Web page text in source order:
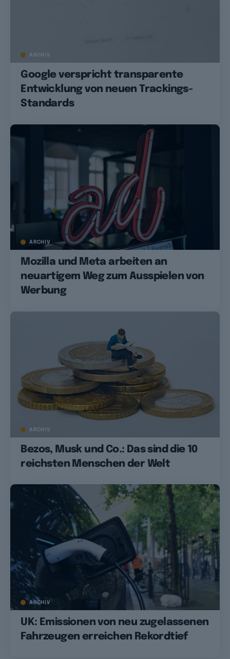
ARCHIV
Google verspricht transparente
Entwicklung von neuen Trackings-
Standards
ARCHIV
Mozilla und Meta arbeiten an
neuartigem Weg zum Ausspielen von
Werbung
ARCHIV
Bezos, Musk und Co.: Das sind die 10
reichsten Menschen der Welt
ARCHIV
UK: Emissionen von neu zugelassenen
Fahrzeugen erreichen Rekordtief